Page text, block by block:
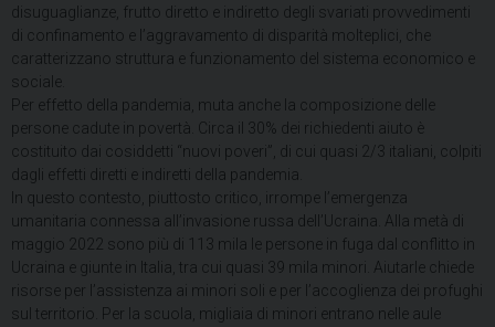
disuguaglianze, frutto diretto e indiretto degli svariati provvedimenti
di confinamento e l’aggravamento di disparità molteplici, che
caratterizzano struttura e funzionamento del sistema economico e
sociale.
Per effetto della pandemia, muta anche la composizione delle
persone cadute in povertà. Circa il 30% dei richiedenti aiuto è
costituito dai cosiddetti “nuovi poveri”, di cui quasi 2/3 italiani, colpiti
dagli effetti diretti e indiretti della pandemia.
In questo contesto, piuttosto critico, irrompe l’emergenza
umanitaria connessa all’invasione russa dell’Ucraina. Alla metà di
maggio 2022 sono più di 113 mila le persone in fuga dal conflitto in
Ucraina e giunte in Italia, tra cui quasi 39 mila minori. Aiutarle chiede
risorse per l’assistenza ai minori soli e per l’accoglienza dei profughi
sul territorio. Per la scuola, migliaia di minori entrano nelle aule